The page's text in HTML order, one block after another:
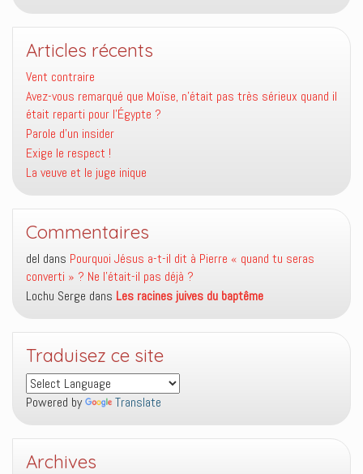
Articles récents
Vent contraire
Avez-vous remarqué que Moïse, n’était pas très sérieux quand il
était reparti pour l’Égypte ?
Parole d’un insider
Exige le respect !
La veuve et le juge inique
Commentaires
del dans Pourquoi Jésus a-t-il dit à Pierre « quand tu seras
converti » ? Ne l’était-il pas déjà ?
Lochu Serge dans Les racines juives du baptême
Traduisez ce site
Powered by Translate
Archives